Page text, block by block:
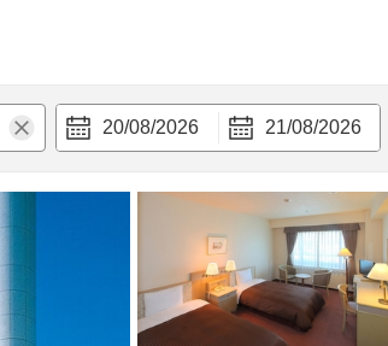
20/08/2026 21/08/2026
nghi